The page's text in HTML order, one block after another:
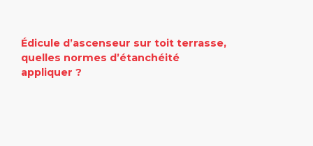
Édicule d’ascenseur sur toit terrasse,
quelles normes d’étanchéité
appliquer ?